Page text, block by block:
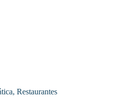
Restaurantes